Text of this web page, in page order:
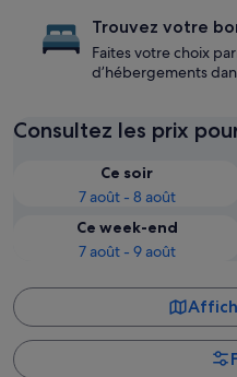
Trouvez votre
Faites votre choix
d’hébergements
Consultez les prix
Ce soir
7 août - 8 août
Ce week-end
7 août - 9 août